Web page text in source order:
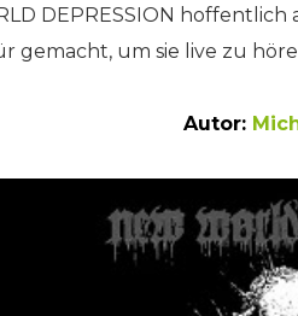
DEPRESSION
gemacht, um sie live zu
Autor: